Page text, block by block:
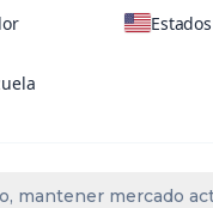
mantener mercado